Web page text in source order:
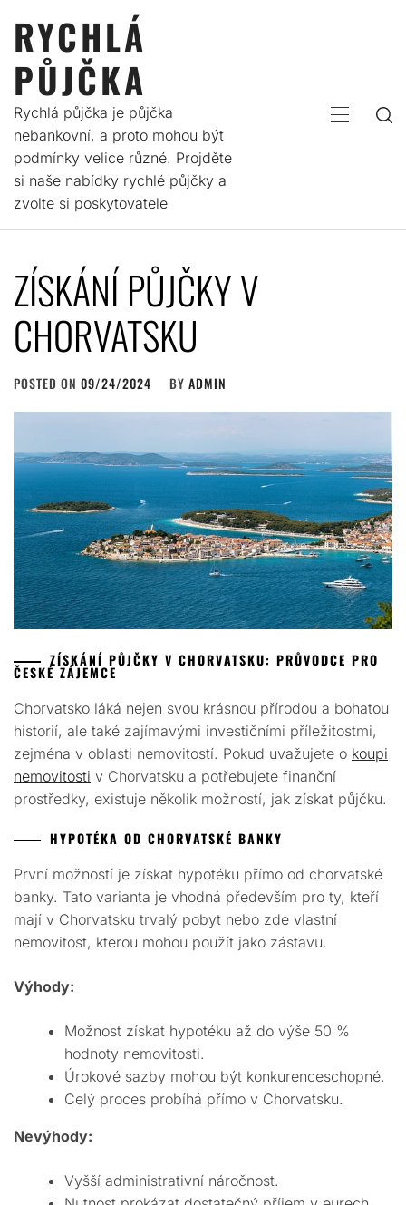
content
RYCHLÁ
PŮJČKA
Rychlá půjčka je půjčka
nebankovní, a proto mohou být
podmínky velice různé. Projděte
si naše nabídky rychlé půjčky a
zvolte si poskytovatele
PRIMARY
ZÍSKÁNÍ PŮJČKY V
CHORVATSKU
POSTED ON 09/24/2024 BY ADMIN
ZÍSKÁNÍ PŮJČKY V CHORVATSKU: PRŮVODCE PRO
ČESKÉ ZÁJEMCE
Chorvatsko láká nejen svou krásnou přírodou a bohatou
historií, ale také zajímavými investičními příležitostmi,
zejména v oblasti nemovitostí. Pokud uvažujete o koupi
nemovitosti v Chorvatsku a potřebujete finanční
prostředky, existuje několik možností, jak získat půjčku.
HYPOTÉKA OD CHORVATSKÉ BANKY
První možností je získat hypotéku přímo od chorvatské
banky. Tato varianta je vhodná především pro ty, kteří
mají v Chorvatsku trvalý pobyt nebo zde vlastní
nemovitost, kterou mohou použít jako zástavu.
Výhody:
Možnost získat hypotéku až do výše 50 %
hodnoty nemovitosti.
Úrokové sazby mohou být konkurenceschopné.
Celý proces probíhá přímo v Chorvatsku.
Nevýhody:
Vyšší administrativní náročnost.